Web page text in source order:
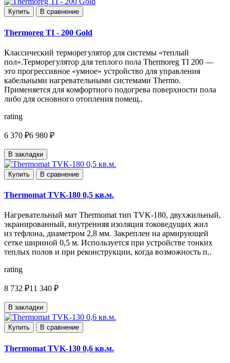
Купить В сравнение
Thermoreg TI - 200 Gold
Классический терморегулятор для системы «теплый
пол».Терморегулятор для теплого пола Thermoreg TI 200 —
это прогрессивное «умное» устройство для управления
кабельными нагревательными системами Thermo.
Применяется для комфортного подогрева поверхности пола
либо для основного отопления помещ..
rating
6 370 ₽6 980 ₽
В закладки
Купить В сравнение
Thermomat TVK-180 0,5 кв.м.
Нагревательный мат Thermomat тип TVK-180, двухжильный,
экранированный, внутренняя изоляция токоведущих жил
из тефлона, диаметром 2,8 мм. Закреплен на армирующей
сетке шириной 0,5 м. Используется при устройстве тонких
теплых полов и при реконструкции, когда возможность п..
rating
8 732 ₽11 340 ₽
В закладки
Купить В сравнение
Thermomat TVK-130 0,6 кв.м.